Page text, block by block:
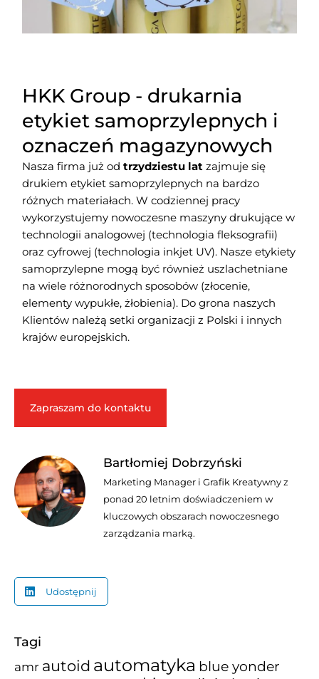
HKK Group - drukarnia
etykiet samoprzylepnych i
oznaczeń magazynowych
Nasza firma już od trzydziestu latzajmuje się
drukiem etykiet samoprzylepnych na bardzo
różnych materiałach. W codziennej pracy
wykorzystujemy nowoczesne maszyny drukujące w
technologii analogowej (technologia fleksografii)
oraz cyfrowej (technologia inkjet UV). Nasze etykiety
samoprzylepne mogą być również uszlachetniane
na wiele różnorodnych sposobów (złocenie,
elementy wypukłe, żłobienia). Do grona naszych
Klientów należą setki organizacji z Polski i innych
krajów europejskich.
Zapraszam do kontaktu
Bartłomiej Dobrzyński
Marketing Manager i Grafik Kreatywny z
ponad 20 letnim doświadczeniem w
kluczowych obszarach nowoczesnego
zarządzania marką.
Udostępnij
Tagi
amr autoid automatyka blue yonder